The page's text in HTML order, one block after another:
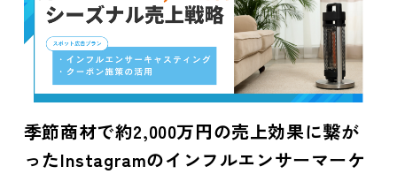
季節商材で約2,000万円の売上効果に繋が
ったInstagramのインフルエンサーマーケ